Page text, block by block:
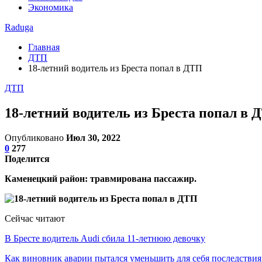
Экономика
Raduga
Главная
ДТП
18-летний водитель из Бреста попал в ДТП
ДТП
18-летний водитель из Бреста попал в
Опубликовано Июл 30, 2022
0 277
Поделится
Каменецкий район: травмирована пассажир.
Сейчас читают
В Бресте водитель Audi сбила 11-летнюю девочку
Как виновник аварии пытался уменьшить для себя